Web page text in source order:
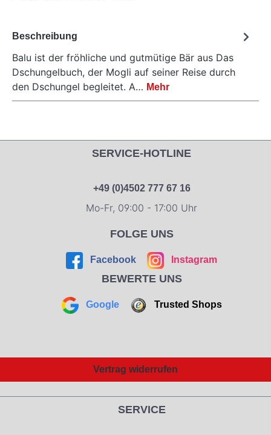
Beschreibung
Balu ist der fröhliche und gutmütige Bär aus Das
Dschungelbuch, der Mogli auf seiner Reise durch
den Dschungel begleitet. A… Mehr
SERVICE-HOTLINE
+49 (0)4502 777 67 16
Mo-Fr, 09:00 - 17:00 Uhr
FOLGE UNS
Facebook Instagram
BEWERTE UNS
Google Trusted Shops
Vertrag widerrufen
SERVICE